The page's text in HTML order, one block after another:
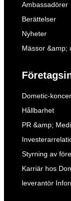
Ambassadörer
Berättelser
Nyheter
Mässor &amp;
Dometic-
Hållbarhet
PR &amp;
Styrning av
Karriär hos
leverantör